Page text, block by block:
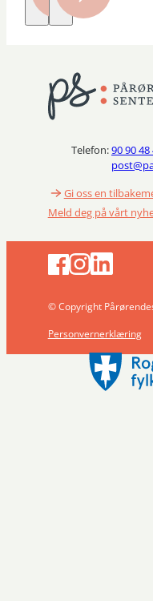
Telefon:90 90 48
Gi oss en
Meld deg på vårt
© Copyright
Personvernerklæring